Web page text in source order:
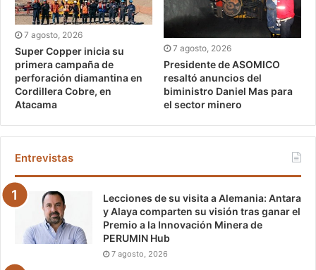
7 agosto, 2026
Super Copper inicia su
primera campaña de
perforación diamantina en
Cordillera Cobre, en
Atacama
7 agosto, 2026
Presidente de ASOMICO
resaltó anuncios del
biministro Daniel Mas para
el sector minero
Entrevistas
Lecciones de su visita a Alemania: Antara
y Alaya comparten su visión tras ganar el
Premio a la Innovación Minera de
PERUMIN Hub
7 agosto, 2026